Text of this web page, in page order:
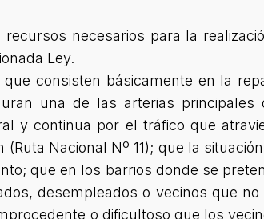
necesarios para la
Ley.
consisten básicamente en la
una de las arterias principales
y continua por el tráfico que
Nacional Nº 11); que la
que en los barrios donde se
desempleados o vecinos que
o dificultoso que los